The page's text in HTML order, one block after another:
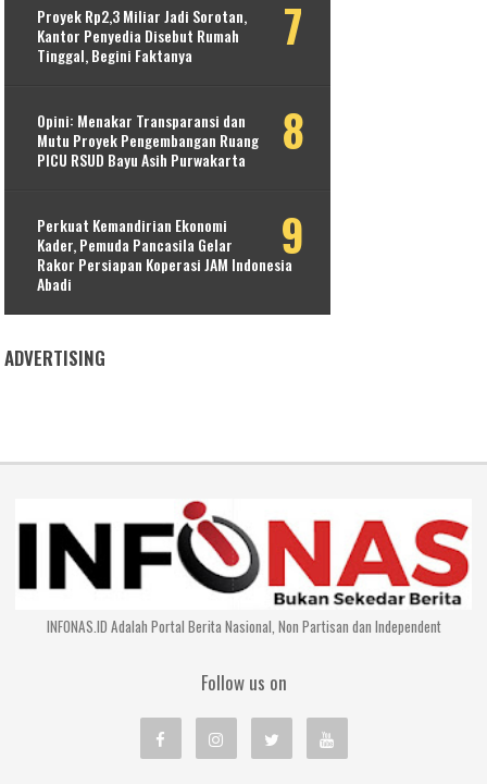
Proyek Rp2,3 Miliar Jadi Sorotan,
Kantor Penyedia Disebut Rumah
Tinggal, Begini Faktanya
Opini: Menakar Transparansi dan
Mutu Proyek Pengembangan Ruang
PICU RSUD Bayu Asih Purwakarta
Perkuat Kemandirian Ekonomi
Kader, Pemuda Pancasila Gelar
Rakor Persiapan Koperasi JAM Indonesia
Abadi
ADVERTISING
INFONAS.ID Adalah Portal Berita Nasional, Non Partisan dan Independent
Follow us on